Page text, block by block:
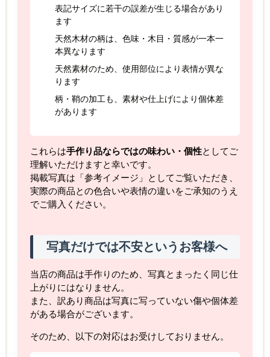
表記サイズに若干の誤差が生じる場合があり
ます
天然木材の柄は、色味・木目・質感が一本一
本異なります
天然素材のため、使用部位により表情が異な
ります
柄・鞘の加工も、素材や仕上げにより個体差
があります
これらは手作り品ならではの味わい・個性としてご
理解いただけますと幸いです。
掲載写真は「参考イメージ」としてご覧いただき、
実際の商品との色合いや表情の違いをご承知のうえ
でご購入ください。
写真だけでは不安というお客様へ
当店の商品は手作りのため、写真とまったく同じ仕
上がりにはなりません。
また、訳あり商品は写真に写っていない傷や個体差
がある場合がございます。
そのため、以下の対応はお受けしておりません。